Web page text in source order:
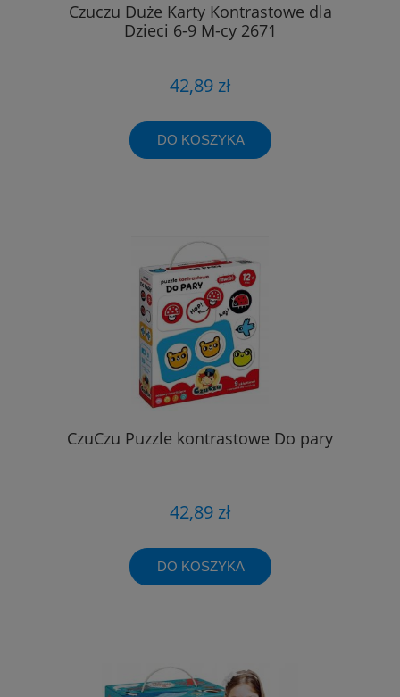
Czuczu Duże Karty Kontrastowe dla
Dzieci 6-9 M-cy 2671
42,89 zł
DO KOSZYKA
CzuCzu Puzzle kontrastowe Do pary
42,89 zł
DO KOSZYKA